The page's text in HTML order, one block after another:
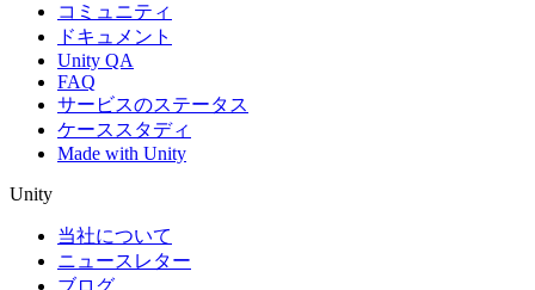
コミュニティ
ドキュメント
Unity QA
FAQ
サービスのステータス
ケーススタディ
Made with Unity
Unity
当社について
ニュースレター